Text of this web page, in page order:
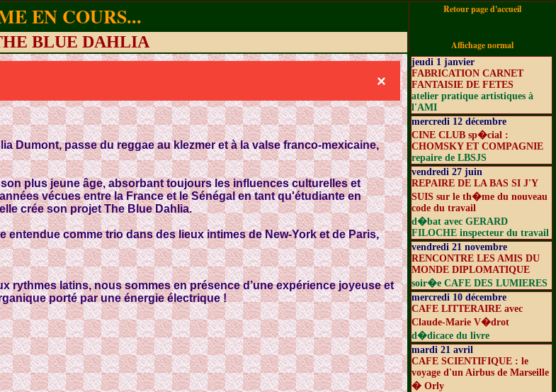
EN COURS... Retour page d'accueil
Affichage normal
BLUE DAHLIA
×
Dumont, passe du reggae au klezmer et à la valse franco-mexicaine,
plus jeune âge, absorbant toujours les influences culturelles et
vécues entre la France et le Sénégal en tant qu'étudiante en
crée son projet The Blue Dahlia.
comme trio dans des lieux intimes de New-York et de Paris,
rythmes latins, nous sommes en présence d’une expérience joyeuse et
porté par une énergie électrique !
jeudi 1 janvier
FABRICATION CARNET
FANTAISIE DE FETES
atelier pratique artistiques à
l'AMI
mercredi 12 décembre
CINE CLUB sp�cial :
CHOMSKY ET COMPAGNIE
repaire de LBSJS
vendredi 27 juin
REPAIRE DE LA BAS SI J'Y
SUIS sur le th�me du nouveau
code du travail
d�bat avec GERARD
FILOCHE inspecteur du travail
vendredi 21 novembre
RENCONTRE LES AMIS DU
MONDE DIPLOMATIQUE
soir�e CAFE DES LUMIERES
mercredi 10 décembre
CAFE LITTERAIRE avec
Claude-Marie V�drot
d�dicace du livre
mardi 21 avril
CAFE SCIENTIFIQUE : le
voyage d'un Airbus de Marseille
� Orly